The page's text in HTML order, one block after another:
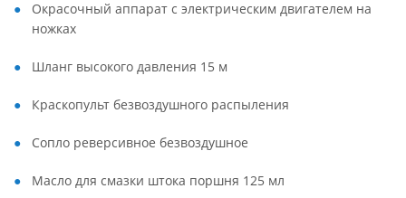
Окрасочный аппарат с электрическим двигателем на
ножках
Шланг высокого давления 15 м
Краскопульт безвоздушного распыления
Сопло реверсивное безвоздушное
Масло для смазки штока поршня 125 мл